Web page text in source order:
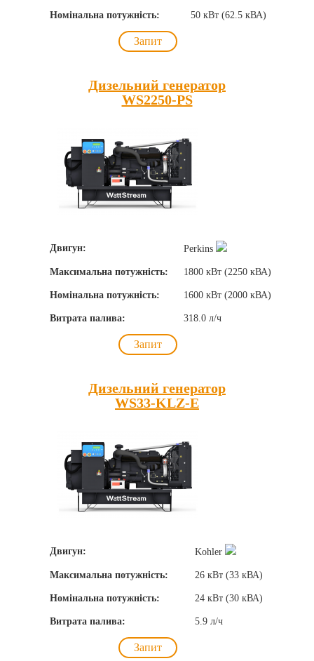
Номінальна потужність: 50 кВт (62.5 кВА)
Запит
Дизельний генератор
WS2250-PS
Двигун: Perkins
Максимальна потужність: 1800 кВт (2250 кВА)
Номінальна потужність: 1600 кВт (2000 кВА)
Витрата палива: 318.0 л/ч
Запит
Дизельний генератор
WS33-KLZ-E
Двигун: Kohler
Максимальна потужність: 26 кВт (33 кВА)
Номінальна потужність: 24 кВт (30 кВА)
Витрата палива: 5.9 л/ч
Запит